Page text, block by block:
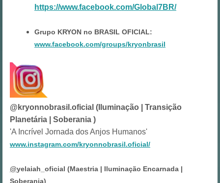
https://www.facebook.com/Global7BR/
Grupo KRYON no BRASIL OFICIAL:
www.facebook.com/groups/kryonbrasil
@kryonnobrasil.oficial (Iluminação | Transição
Planetária | Soberania )
'A Incrível Jornada dos Anjos Humanos'
www.instagram.com/kryonnobrasil.oficial/
@yelaiah_oficial (Maestria | Iluminação Encarnada |
Soberania)